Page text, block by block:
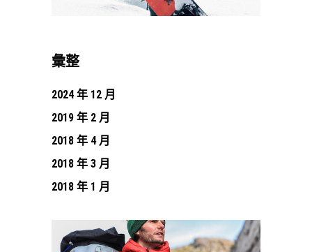
彙整
2024 年 12 月
2019 年 2 月
2018 年 4 月
2018 年 3 月
2018 年 1 月